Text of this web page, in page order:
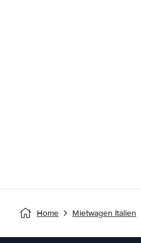
Home Mietwagen Italien